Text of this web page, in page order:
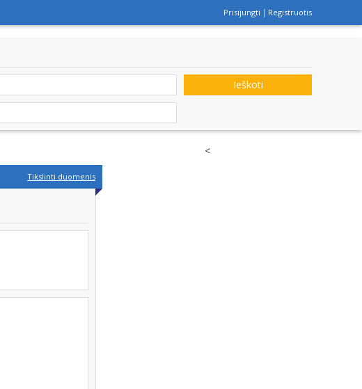
Prisijungti Registruotis
Ieškoti
Tikslinti duomenis
<